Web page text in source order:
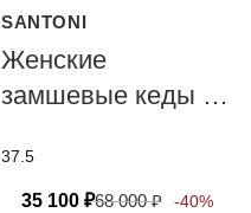
SANTONI
Женские
замшевые кеды с
37.5
35 100 ₽68 000₽ -40%